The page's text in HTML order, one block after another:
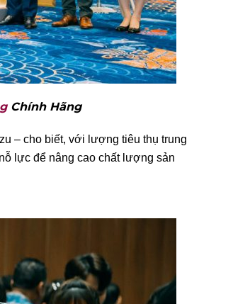
Chính Hãng
– cho biết, với lượng tiêu thụ trung
lực để nâng cao chất lượng sản